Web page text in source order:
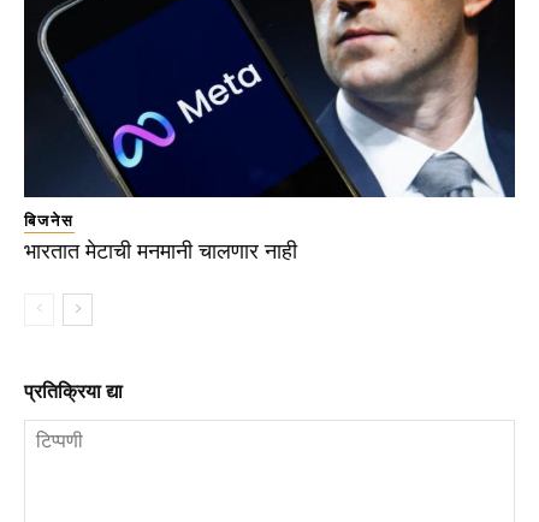
बिजनेस
भारतात मेटाची मनमानी चालणार नाही
प्रतिक्रिया द्या